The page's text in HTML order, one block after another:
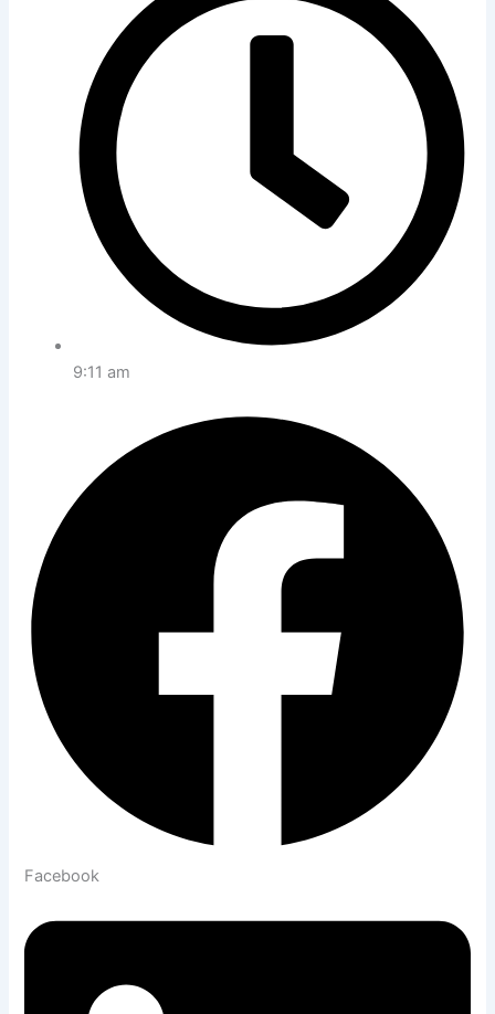
9:11 am
Facebook